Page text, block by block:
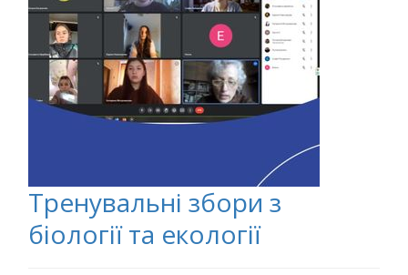
Тренувальні збори з
біології та екології